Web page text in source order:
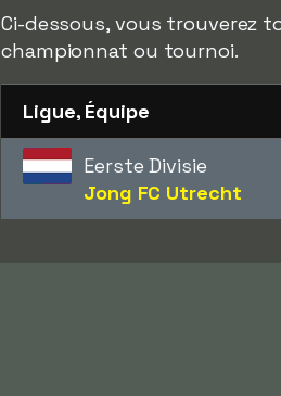
Ci-dessous, vous trouverez
championnat ou tournoi.
Ligue, Équipe
Eerste Divisie
Jong FC Utrecht